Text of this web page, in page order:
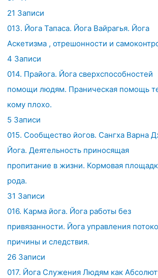
21 Записи
013. Йога Тапаса. Йога Вайрагья. Йога
Аскетизма , отрешонности и
4 Записи
014. Прайога. Йога сверхспособностей
помощи людям. Праническая помощь
кому плохо.
5 Записи
015. Сообщество йогов. Сангха Варна
Йога. Деятельность приносящая
пропитание в жизни. Кормовая
рода.
31 Записи
016. Карма йога. Йога работы без
привязанности. Йога управления
причины и следствия.
26 Записи
017. Йога Служения Людям как